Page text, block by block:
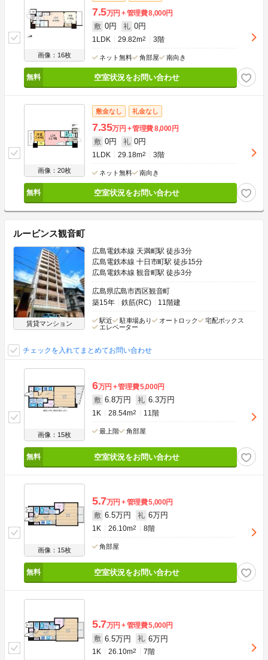
画像：16枚
7.5万円 管理費8,000円
敷 0円 礼 0円
1LDK 29.82m2 3階
ネット無料 角部屋 南向き
空室状況をお問い合わせ
画像：20枚
敷金なし 礼金なし
7.35万円 管理費8,000円
敷 0円 礼 0円
1LDK 29.18m2 3階
ネット無料 南向き
空室状況をお問い合わせ
ルービンス観音町
賃貸マンション
広島電鉄本線 天満町駅 徒歩3分
広島電鉄本線 十日市町駅 徒歩15分
広島電鉄本線 観音町駅 徒歩3分
広島県広島市西区観音町
築15年
鉄筋(RC) 11階建
駅近 駐車場あり オートロック
宅配ボックス
エレベーター
チェックを入れてまとめてお問い合わせ
画像：15枚
6万円 管理費5,000円
敷 6.8万円 礼 6.3万円
1K 28.54m2 11階
最上階 角部屋
空室状況をお問い合わせ
画像：15枚
5.7万円 管理費5,000円
敷 6.5万円 礼 6万円
1K 26.10m2 8階
角部屋
空室状況をお問い合わせ
5.7万円 管理費5,000円
敷 6.5万円 礼 6万円
1K 26.10m2 7階